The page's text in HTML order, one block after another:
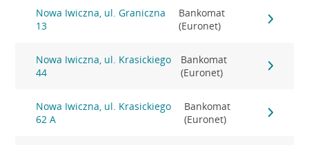
Nowa Iwiczna, ul. Graniczna
13
Bankomat
(Euronet)
Nowa Iwiczna, ul. Krasickiego
44
Bankomat
(Euronet)
Nowa Iwiczna, ul. Krasickiego
62 A
Bankomat
(Euronet)